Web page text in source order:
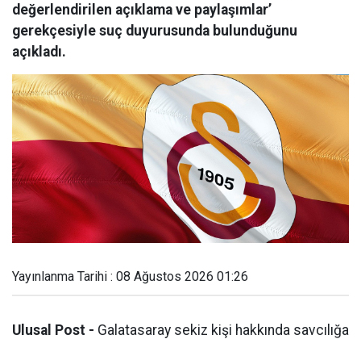
değerlendirilen açıklama ve paylaşımlar’
gerekçesiyle suç duyurusunda bulunduğunu
açıkladı.
Yayınlanma Tarihi : 08 Ağustos 2026 01:26
Ulusal Post - Galatasaray sekiz kişi hakkında savcılığa